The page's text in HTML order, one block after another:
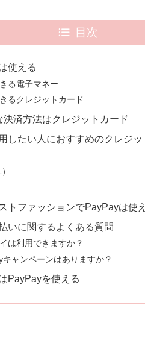
目次
使える
る電子マネー
るクレジットカード
済方法はクレジットカード
したい人におすすめのクレジッ
トファッションでPayPayは使
いに関するよくある質問
は利用できますか？
ャンペーンはありますか？
PayPayを使える